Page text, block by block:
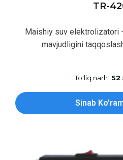
TR-
Maishiy suv elektrolizatori
mavjudligini
To'liq narh: 52
Sinab